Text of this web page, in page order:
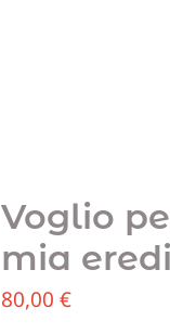
Voglio
mia
80,00 €